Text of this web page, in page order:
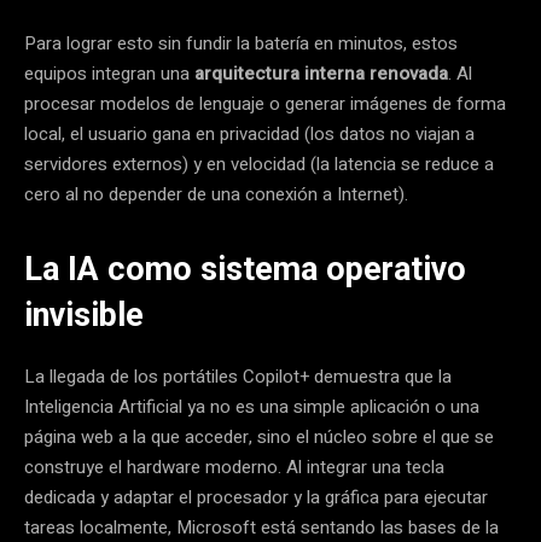
Para lograr esto sin fundir la batería en minutos, estos
equipos integran una arquitectura interna renovada. Al
procesar modelos de lenguaje o generar imágenes de forma
local, el usuario gana en privacidad (los datos no viajan a
servidores externos) y en velocidad (la latencia se reduce a
cero al no depender de una conexión a Internet).
La IA como sistema operativo
invisible
La llegada de los portátiles Copilot+ demuestra que la
Inteligencia Artificial ya no es una simple aplicación o una
página web a la que acceder, sino el núcleo sobre el que se
construye el hardware moderno. Al integrar una tecla
dedicada y adaptar el procesador y la gráfica para ejecutar
tareas localmente, Microsoft está sentando las bases de la